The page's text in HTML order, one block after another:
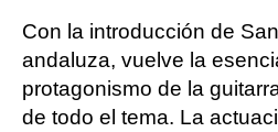
Con la introducción de
andaluza, vuelve la
protagonismo de la
de todo el tema. La